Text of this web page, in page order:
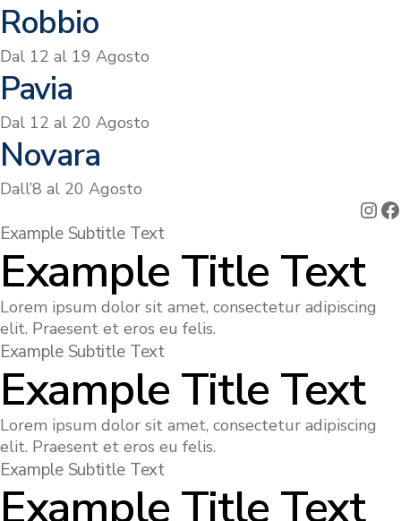
Robbio
Dal 12 al 19 Agosto
Pavia
Dal 12 al 20 Agosto
Novara
Dall’8 al 20 Agosto
Example Subtitle Text
Example Title Text
Lorem ipsum dolor sit amet, consectetur adipiscing
elit. Praesent et eros eu felis.
Example Subtitle Text
Example Title Text
Lorem ipsum dolor sit amet, consectetur adipiscing
elit. Praesent et eros eu felis.
Example Subtitle Text
Example Title Text